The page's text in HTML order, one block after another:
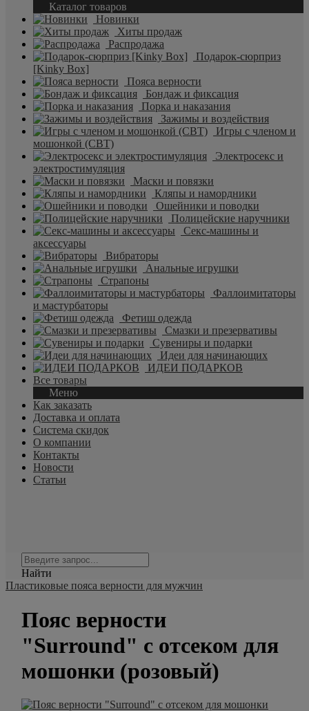
Каталог товаров
Новинки
Хиты продаж
Распродажа
Подарок-сюрприз
[Kinky Box]
Пояса верности
Бондаж и фиксация
Порка и наказания
Зажимы и воздействия
Игры с членом и
мошонкой (CBT)
Электросекс и
электростимуляция
Маски и повязки
Кляпы и намордники
Ошейники и поводки
Полицейские наручники
Секс-машины и
аксессуары
Вибраторы
Анальные игрушки
Страпоны
Фаллоимитаторы
и мастурбаторы
Фетиш одежда
Смазки и презервативы
Сувениры и подарки
Идеи для начинающих
ИДЕИ ПОДАРКОВ
Все товары
Меню
Как заказать
Доставка и оплата
Система скидок
О компании
Контакты
Новости
Статьи
Найти
Пластиковые пояса верности для мужчин
Пояс верности
"Surround" с отсеком для
мошонки (розовый)